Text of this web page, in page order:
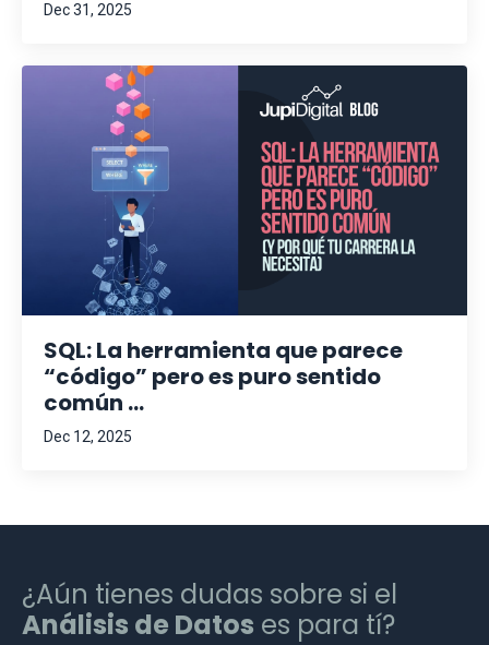
Dec 31, 2025
SQL: La herramienta que parece
“código” pero es puro sentido
común ...
Dec 12, 2025
¿Aún tienes dudas sobre si el
Análisis de Datos es para tí?